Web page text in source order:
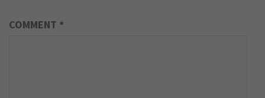
COMMENT *